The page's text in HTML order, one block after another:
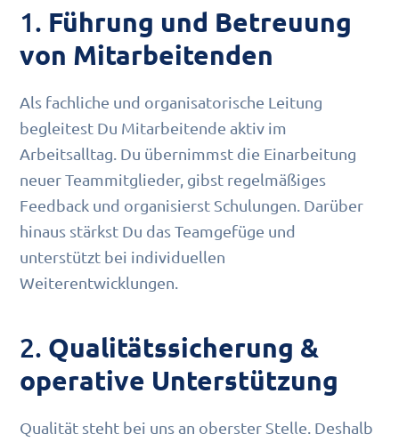
1. Führung und Betreuung
von Mitarbeitenden
Als fachliche und organisatorische Leitung
begleitest Du Mitarbeitende aktiv im
Arbeitsalltag. Du übernimmst die Einarbeitung
neuer Teammitglieder, gibst regelmäßiges
Feedback und organisierst Schulungen. Darüber
hinaus stärkst Du das Teamgefüge und
unterstützt bei individuellen
Weiterentwicklungen.
2. Qualitätssicherung &
operative Unterstützung
Qualität steht bei uns an oberster Stelle. Deshalb